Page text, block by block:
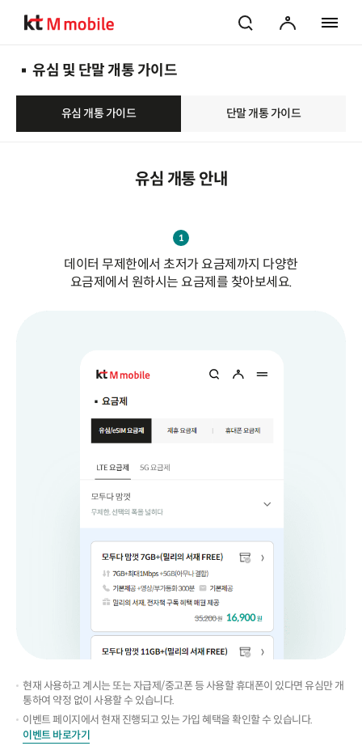
검색
마이페이지
유심 및 단말 개통 가이드
유심 개통 가이드 단말 개통 가이드
유심 개통 안내
1
데이터 무제한에서 초저가 요금제까지 다양한
요금제에서 원하시는 요금제를 찾아보세요.
현재 사용하고 계시는 또는 자급제/중고폰 등 사용할 휴대폰이 있다면 유심만 개
통하여 약정 없이 사용할 수 있습니다.
이벤트 페이지에서 현재 진행되고 있는 가입 혜택을 확인할 수 있습니다.
이벤트 바로가기